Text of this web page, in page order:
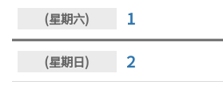
1
2